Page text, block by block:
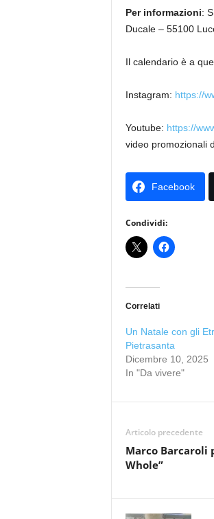
Per informazioni:
Ducale – 55100
Il calendario è a
Instagram: https://
Youtube: https://
video promozionali
Facebook
Condividi:
Correlati
Un Natale con gli
Pietrasanta
Dicembre 10, 2025
In "Da vivere"
Articolo precedente
Marco Barcaroli
Whole”